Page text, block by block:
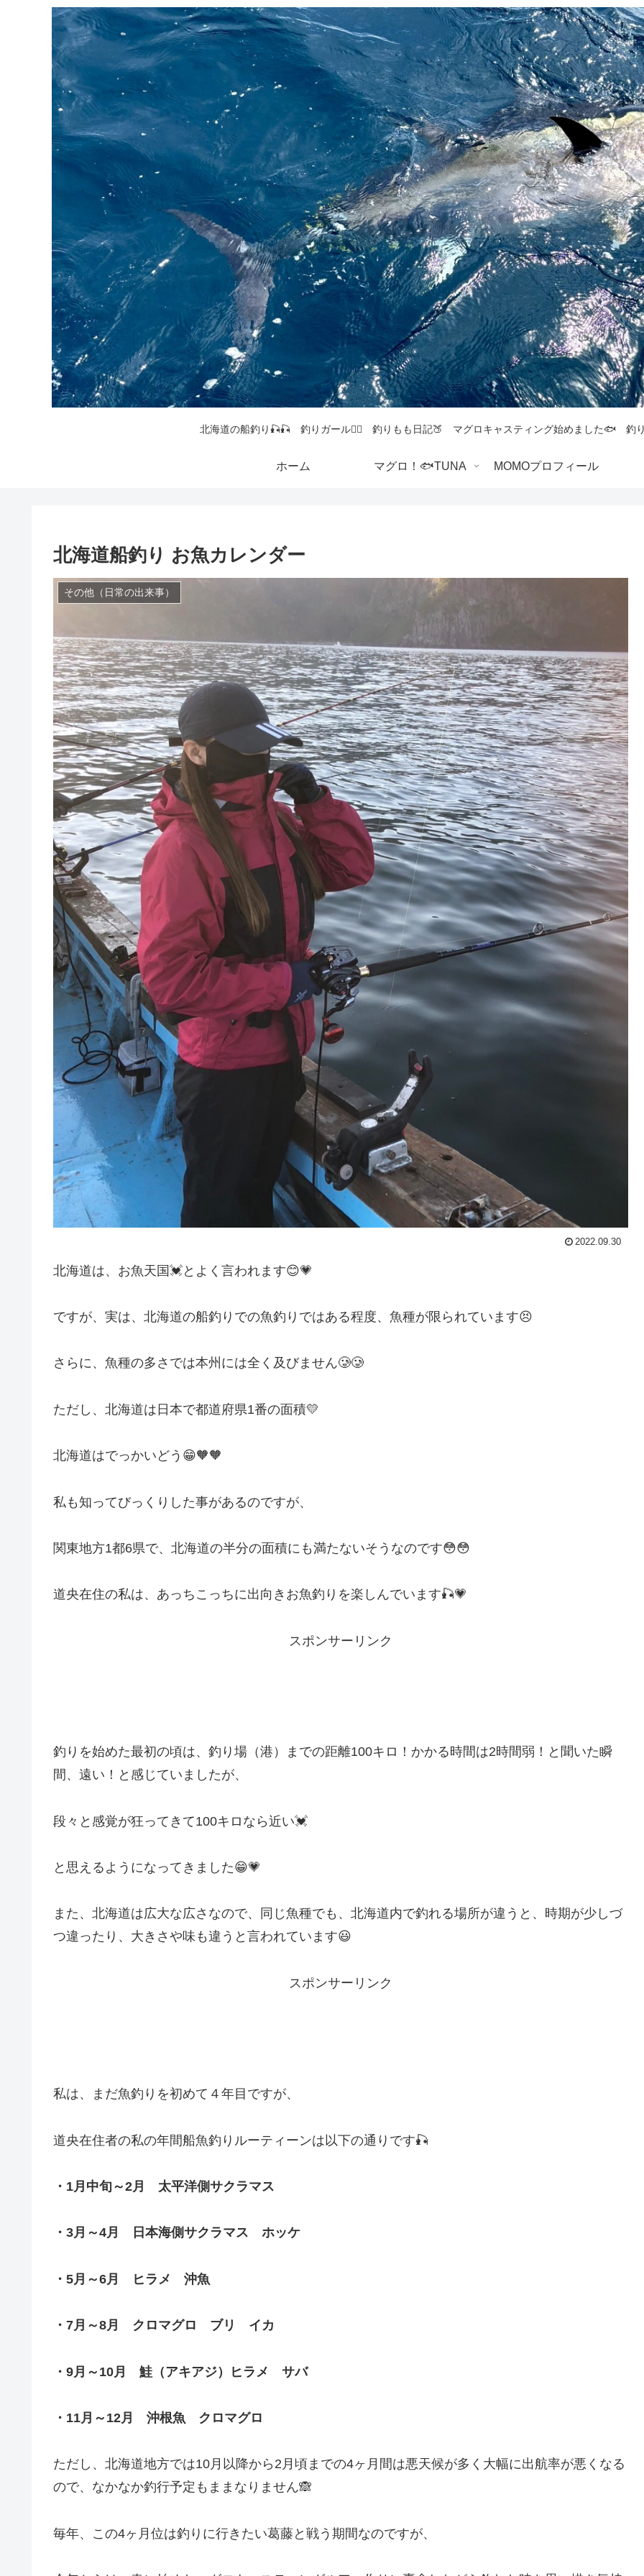
北海道の船釣り🎣🎣 釣りガール💁‍♀️ 釣りもも日記🍑 マグロキャスティング始めました🐟 釣
ホーム マグロ！🐟TUNA MOMOプロフィール
北海道船釣り お魚カレンダー
その他（日常の出来事）
2022.09.30
北海道は、お魚天国💓とよく言われます😊💗
ですが、実は、北海道の船釣りでの魚釣りではある程度、魚種が限られています😣
さらに、魚種の多さでは本州には全く及びません🥲🥲
ただし、北海道は日本で都道府県1番の面積💛
北海道はでっかいどう😁🧡🧡
私も知ってびっくりした事があるのですが、
関東地方1都6県で、北海道の半分の面積にも満たないそうなのです😳😳
道央在住の私は、あっちこっちに出向きお魚釣りを楽しんでいます🎣💗
スポンサーリンク
釣りを始めた最初の頃は、釣り場（港）までの距離100キロ！かかる時間は2時間弱！と聞いた瞬
間、遠い！と感じていましたが、
段々と感覚が狂ってきて100キロなら近い💓
と思えるようになってきました😁💗
また、北海道は広大な広さなので、同じ魚種でも、北海道内で釣れる場所が違うと、時期が少しづ
つ違ったり、大きさや味も違うと言われています😃
スポンサーリンク
私は、まだ魚釣りを初めて４年目ですが、
道央在住者の私の年間船魚釣りルーティーンは以下の通りです🎣
・1月中旬～2月 太平洋側サクラマス
・3月～4月 日本海側サクラマス ホッケ
・5月～6月 ヒラメ 沖魚
・7月～8月 クロマグロ ブリ イカ
・9月～10月 鮭（アキアジ）ヒラメ サバ
・11月～12月 沖根魚 クロマグロ
ただし、北海道地方では10月以降から2月頃までの4ヶ月間は悪天候が多く大幅に出航率が悪くなる
ので、なかなか釣行予定もままなりません🙈
毎年、この4ヶ月位は釣りに行きたい葛藤と戦う期間なのですが、